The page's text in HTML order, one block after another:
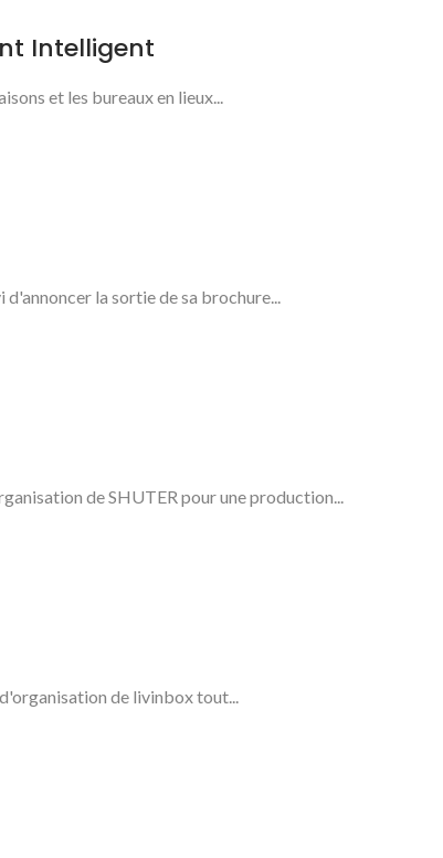
Intelligent
et les bureaux en lieux...
la sortie de sa brochure...
de SHUTER pour une production...
de livinbox tout...